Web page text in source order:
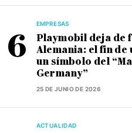
EMPRESAS
Playmobil deja de
Alemania: el fin de
un símbolo del
Germany”
25 DE JUNIO DE 2026
ACTUALIDAD